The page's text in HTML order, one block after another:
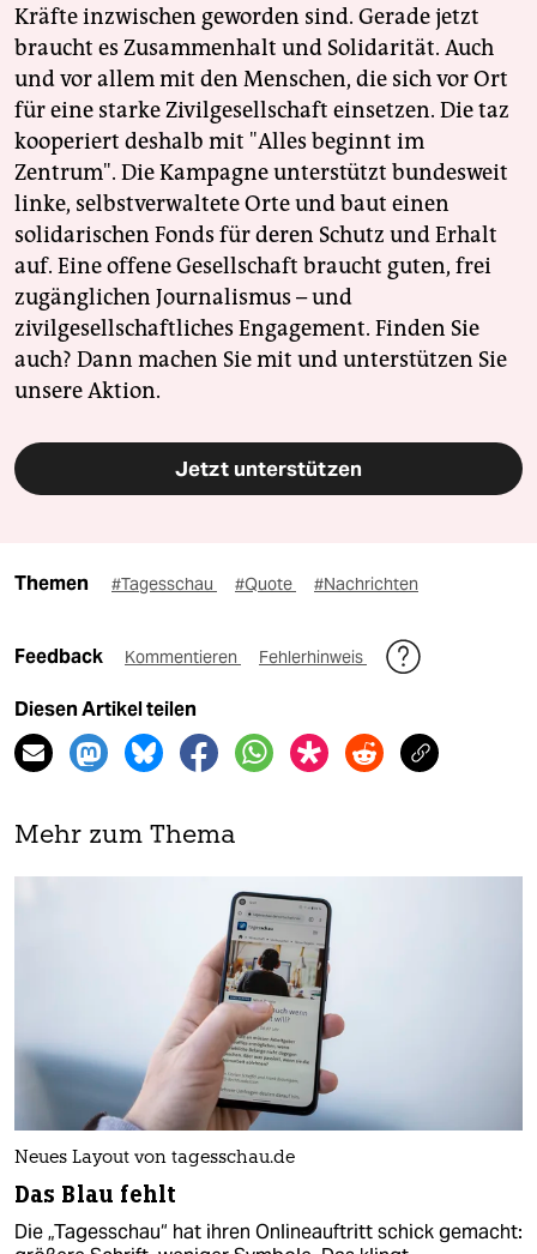
Kräfte inzwischen geworden sind. Gerade jetzt
braucht es Zusammenhalt und Solidarität. Auch
und vor allem mit den Menschen, die sich vor Ort
für eine starke Zivilgesellschaft einsetzen. Die taz
kooperiert deshalb mit "Alles beginnt im
Zentrum". Die Kampagne unterstützt bundesweit
linke, selbstverwaltete Orte und baut einen
solidarischen Fonds für deren Schutz und Erhalt
auf. Eine offene Gesellschaft braucht guten, frei
zugänglichen Journalismus – und
zivilgesellschaftliches Engagement. Finden Sie
auch? Dann machen Sie mit und unterstützen Sie
unsere Aktion.
Jetzt unterstützen
Themen #Tagesschau #Quote #Nachrichten
Feedback Kommentieren Fehlerhinweis
Diesen Artikel teilen
Mehr zum Thema
Neues Layout von tagesschau.de
Das Blau fehlt
Die „Tagesschau“ hat ihren Onlineauftritt schick gemacht: